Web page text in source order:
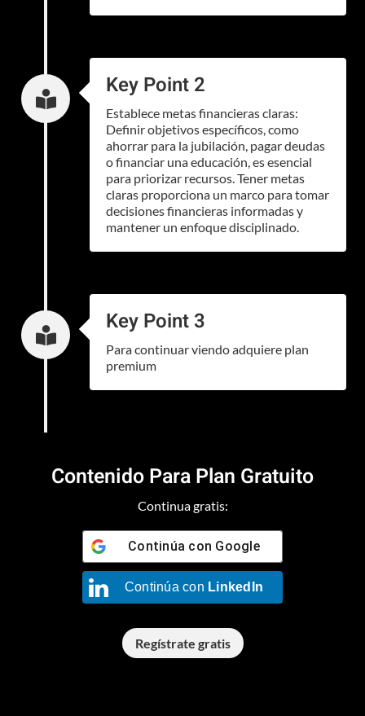
 Key Point 2
Establece metas financieras claras:
Definir objetivos específicos, como
ahorrar para la jubilación, pagar deudas
o financiar una educación, es esencial
para priorizar recursos. Tener metas
claras proporciona un marco para tomar
decisiones financieras informadas y
mantener un enfoque disciplinado.
 Key Point 3
Para continuar viendo adquiere plan
premium
Contenido Para Plan Gratuito
Continua gratis:
Continúa con Google
Continúa con LinkedIn
Regístrate gratis